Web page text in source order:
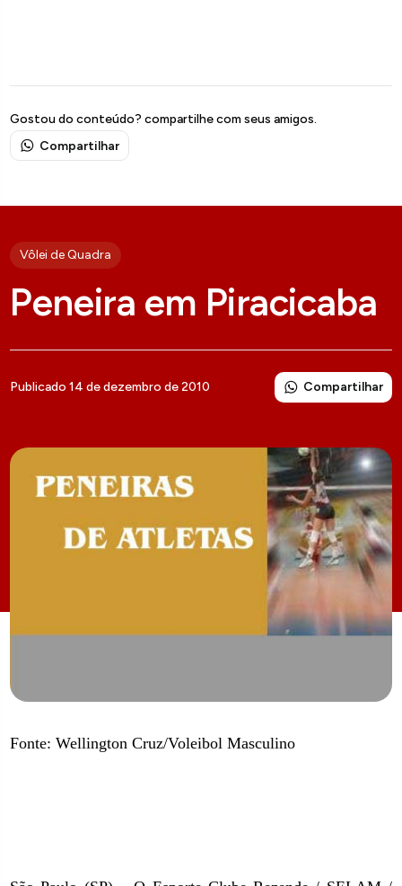
Gostou do conteúdo? compartilhe com seus amigos.
Compartilhar
Vôlei de Quadra
Peneira em Piracicaba
Publicado 14 de dezembro de 2010 Compartilhar
Fonte: Wellington Cruz/Voleibol Masculino